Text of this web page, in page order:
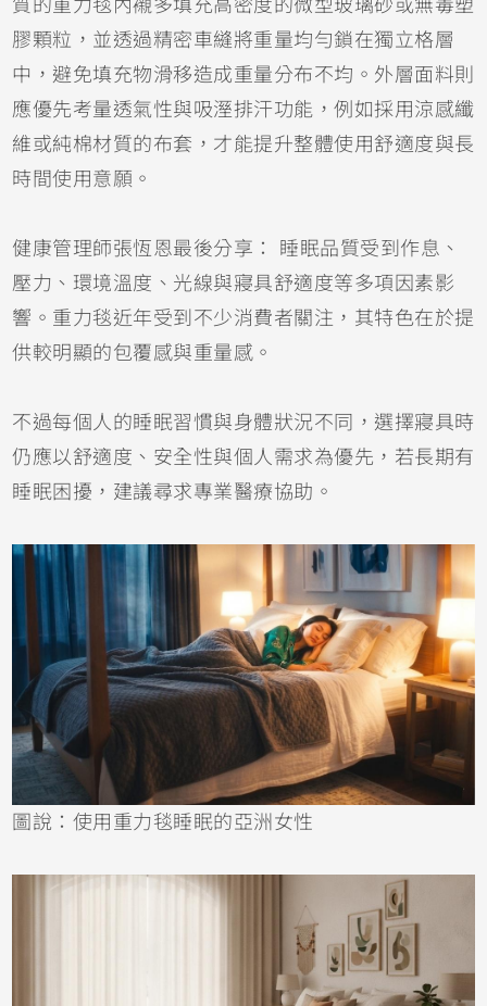
質的重力毯內襯多填充高密度的微型玻璃砂或無毒塑
膠顆粒，並透過精密車縫將重量均勻鎖在獨立格層
中，避免填充物滑移造成重量分布不均。外層面料則
應優先考量透氣性與吸溼排汗功能，例如採用涼感纖
維或純棉材質的布套，才能提升整體使用舒適度與長
時間使用意願。
健康管理師張恆恩最後分享： 睡眠品質受到作息、
壓力、環境溫度、光線與寢具舒適度等多項因素影
響。重力毯近年受到不少消費者關注，其特色在於提
供較明顯的包覆感與重量感。
不過每個人的睡眠習慣與身體狀況不同，選擇寢具時
仍應以舒適度、安全性與個人需求為優先，若長期有
睡眠困擾，建議尋求專業醫療協助。
圖說：使用重力毯睡眠的亞洲女性